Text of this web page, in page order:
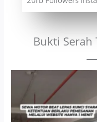
Bukti Serah